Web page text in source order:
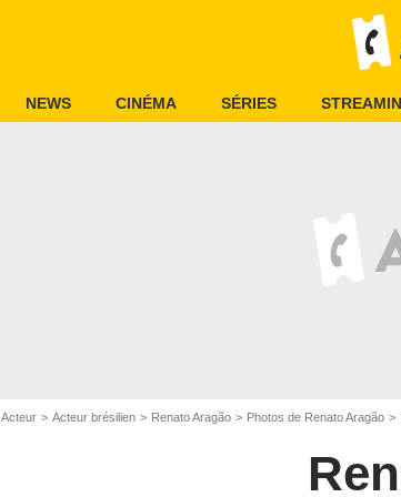
NEWS CINÉMA SÉRIES
Acteur Acteur brésilien Renato Aragão Photos de Renato Aragão